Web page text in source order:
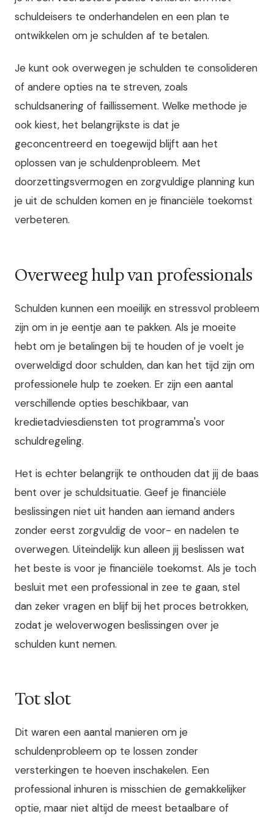
schuldeisers te onderhandelen en een plan te
ontwikkelen om je schulden af te betalen.
Je kunt ook overwegen je schulden te consolideren
of andere opties na te streven, zoals
schuldsanering of faillissement. Welke methode je
ook kiest, het belangrijkste is dat je
geconcentreerd en toegewijd blijft aan het
oplossen van je schuldenprobleem. Met
doorzettingsvermogen en zorgvuldige planning kun
je uit de schulden komen en je financiële toekomst
verbeteren.
Overweeg hulp van professionals
Schulden kunnen een moeilijk en stressvol probleem
zijn om in je eentje aan te pakken. Als je moeite
hebt om je betalingen bij te houden of je voelt je
overweldigd door schulden, dan kan het tijd zijn om
professionele hulp te zoeken. Er zijn een aantal
verschillende opties beschikbaar, van
kredietadviesdiensten tot programma's voor
schuldregeling.
Het is echter belangrijk te onthouden dat jij de baas
bent over je schuldsituatie. Geef je financiële
beslissingen niet uit handen aan iemand anders
zonder eerst zorgvuldig de voor- en nadelen te
overwegen. Uiteindelijk kun alleen jij beslissen wat
het beste is voor je financiële toekomst. Als je toch
besluit met een professional in zee te gaan, stel
dan zeker vragen en blijf bij het proces betrokken,
zodat je weloverwogen beslissingen over je
schulden kunt nemen.
Tot slot
Dit waren een aantal manieren om je
schuldenprobleem op te lossen zonder
versterkingen te hoeven inschakelen. Een
professional inhuren is misschien de gemakkelijker
optie, maar niet altijd de meest betaalbare of